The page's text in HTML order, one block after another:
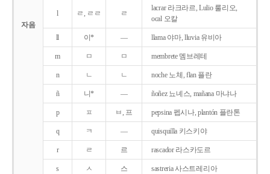
자음
l ㄹ, ㄹㄹ ㄹ
lacrar 라크라르, Lulio 룰리오,
ocal 오칼
ll 이* ― llama 야마, lluvia 유비아
m ㅁ ㅁ membrete 멤브레테
n ㄴ ㄴ noche 노체, flan 플란
ñ 니* ― ñoñez 뇨녜스, mañana 마냐나
p ㅍ ㅂ, 프 pepsina 펩시나, plantón 플란톤
q ㅋ ― quisquilla 키스키야
r ㄹ 르 rascador 라스카도르
s ㅅ 스 sastreria 사스트레리아